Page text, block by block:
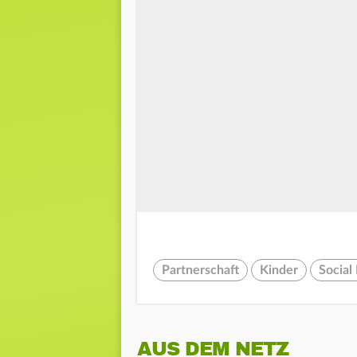
Partnerschaft Kinder Social
AUS DEM NETZ